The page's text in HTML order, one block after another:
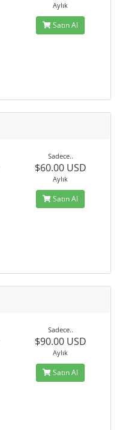
Aylık
Satın Al
Sadece..
$60.00 USD
Aylık
Satın Al
Sadece..
$90.00 USD
Aylık
Satın Al